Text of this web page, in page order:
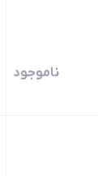
ناموجود